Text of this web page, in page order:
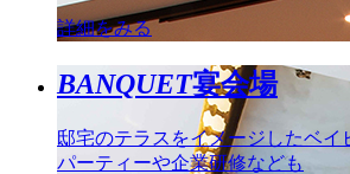
詳細をみる
BANQUET宴会場
邸宅のテラスをイメージしたベイ
パーティーや企業研修なども